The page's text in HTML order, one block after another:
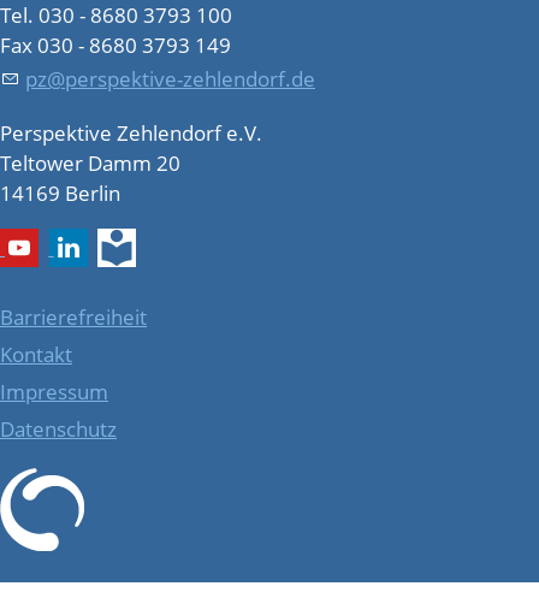
Tel. 030 - 8680 3793 100
Fax 030 - 8680 3793 149
pz@perspektive-zehlendorf.de
Perspektive Zehlendorf e.V.
Teltower Damm 20
14169 Berlin
Barrierefreiheit
Kontakt
Impressum
Datenschutz